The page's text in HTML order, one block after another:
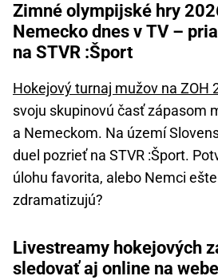
Zimné olympijské hry
Nemecko dnes v TV –
na STVR :Šport
Hokejový turnaj mužov na ZOH
svoju skupinovú časť zápasom
a Nemeckom. Na území
duel pozrieť na STVR :Šport.
úlohu favorita, alebo Nemci
zdramatizujú?
Livestreamy hokejových
sledovať aj online na